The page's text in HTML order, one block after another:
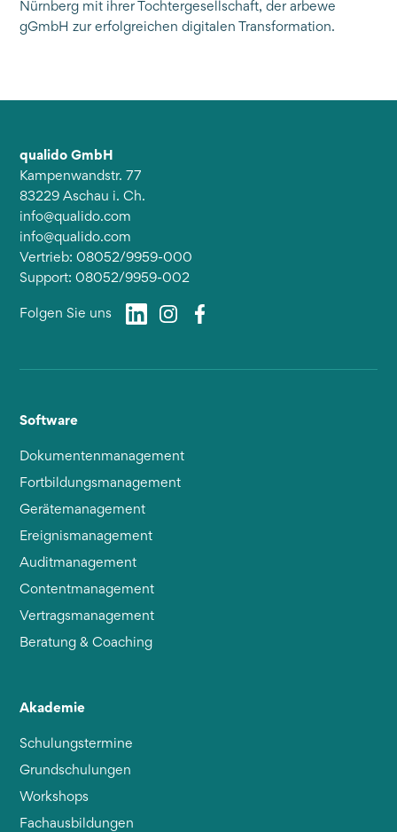
Nürnberg mit ihrer Tochtergesellschaft, der arbewe
gGmbH zur erfolgreichen digitalen Transformation.
qualido GmbH
Kampenwandstr. 77
83229 Aschau i. Ch.
info@qualido.com
info@qualido.com
Vertrieb: 08052/9959-000
Support: 08052/9959-002
Folgen Sie uns
Software
Dokumentenmanagement
Fortbildungsmanagement
Gerätemanagement
Ereignismanagement
Auditmanagement
Contentmanagement
Vertragsmanagement
Beratung & Coaching
Akademie
Schulungstermine
Grundschulungen
Workshops
Fachausbildungen